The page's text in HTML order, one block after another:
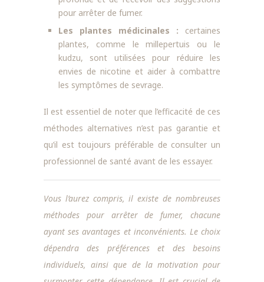
pour arrêter de fumer.
Les plantes médicinales : certaines
plantes, comme le millepertuis ou le
kudzu, sont utilisées pour réduire les
envies de nicotine et aider à combattre
les symptômes de sevrage.
Il est essentiel de noter que l’efficacité de ces
méthodes alternatives n’est pas garantie et
qu’il est toujours préférable de consulter un
professionnel de santé avant de les essayer.
Vous l’aurez compris, il existe de nombreuses
méthodes pour arrêter de fumer, chacune
ayant ses avantages et inconvénients. Le choix
dépendra des préférences et des besoins
individuels, ainsi que de la motivation pour